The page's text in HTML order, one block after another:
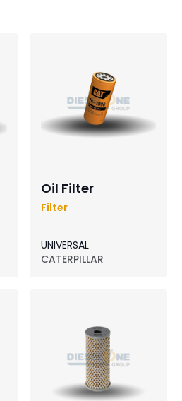
Oil Filter
Filter
UNIVERSAL
CATERPILLAR